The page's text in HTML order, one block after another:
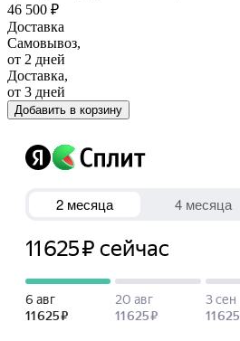
46 500 ₽
Доставка
Самовывоз,
от 2 дней
Доставка,
от 3 дней
Добавить в корзину